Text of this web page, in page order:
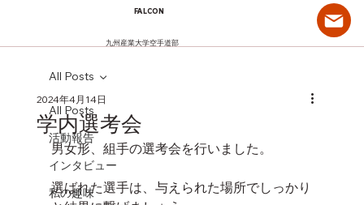
FALCON
九州産業大学空手道部
All Posts
活動報告
インタビュー
私の趣味
All Posts
学内選考会
2024年4月14日
男女形、組手の選考会を行いました。
選ばれた選手は、与えられた場所でしっかり